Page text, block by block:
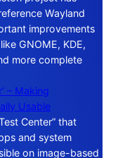
Wayland
improvements
GNOME, KDE,
more complete
– Making
Usable
Center” that
and system
on image-based